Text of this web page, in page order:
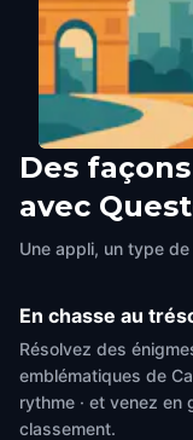
Mountie Statue
Calgary,Canada
Des
avec
Une appli, un type
En chasse au
Résolvez des
emblématiques de
rythme · et venez en
classement.